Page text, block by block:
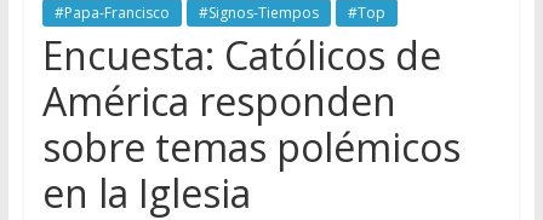
#Papa-Francisco #Signos-Tiempos #Top
Encuesta: Católicos de
América responden
sobre temas polémicos
en la Iglesia